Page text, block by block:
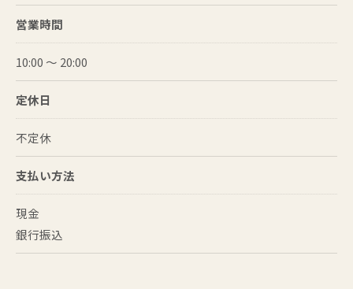
営業時間
10:00 〜 20:00
定休日
不定休
支払い方法
現金
銀行振込